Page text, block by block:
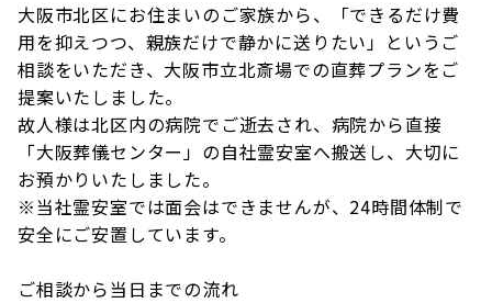
大阪市北区にお住まいのご家族から、「できるだけ費
用を抑えつつ、親族だけで静かに送りたい」というご
相談をいただき、大阪市立北斎場での直葬プランをご
提案いたしました。
故人様は北区内の病院でご逝去され、病院から直接
「大阪葬儀センター」の自社霊安室へ搬送し、大切に
お預かりいたしました。
※当社霊安室では面会はできませんが、24時間体制で
安全にご安置しています。
ご相談から当日までの流れ